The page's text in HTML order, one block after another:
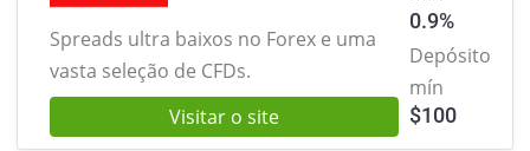
Spreads ultra baixos no Forex e uma
vasta seleção de CFDs.
Visitar o site
0.9%
Depósito
mín
$100